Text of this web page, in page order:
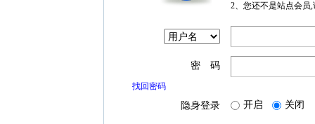
2、您还不是站点会员
密 码
找回密码
隐身登录 开启 关闭